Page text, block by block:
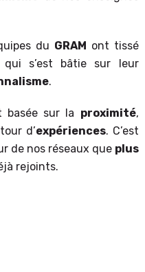
du GRAM ont tissé
qui s’est bâtie sur leur
.
basée sur la proximité,
d’expériences. C’est
de nos réseaux que plus
rejoints.